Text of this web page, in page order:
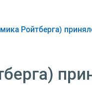
Ройтберга)